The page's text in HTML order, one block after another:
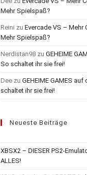
Mehr Spielspaß?
Reini zu Evercade VS – Mehr
Mehr Spielspaß?
Nerdistan98 zu GEHEIME
So schaltet ihr sie frei!
Dee zu GEHEIME GAMES
schaltet ihr sie frei!
Neueste Beiträge
XBSX2 – DIESER PS2-
ALLES!